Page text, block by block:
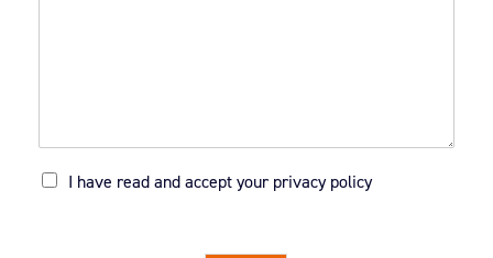
R
I have read and accept yourprivacy policy